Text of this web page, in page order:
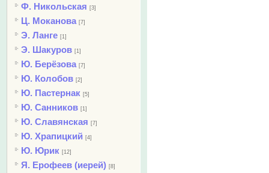
Ф. Никольская [3]
Ц. Моканова [7]
Э. Ланге [1]
Э. Шакуров [1]
Ю. Берёзова [7]
Ю. Колобов [2]
Ю. Пастернак [5]
Ю. Санников [1]
Ю. Славянская [7]
Ю. Храпицкий [4]
Ю. Юрик [12]
Я. Ерофеев (иерей) [8]